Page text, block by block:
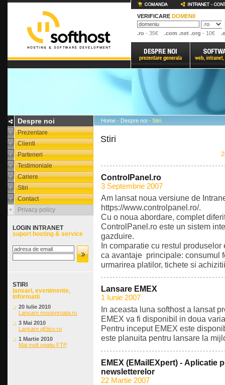
VERIFICARE DOMENII
.ro - 35€ .com .net .org - 10€
Despre noi
Prezentare
Clienti
Parteneri
Testimoniale
Cariere
Stiri
Contact
Privacy policy
LOGIN INTRANET
suport hosting & service
STIRI
lansari, evenimente,
informatii
20 Iulie 2010
Lansare mosionroata.ro
3 Mai 2010
Lansare qEtics.ro
1 Martie 2010
Mai mult spatiu FTP
Home - Despre noi - Stiri
Stiri
ControlPanel.ro
3 Septembrie 2007
Am lansat noua versiune de
https://www.controlpanel.ro/.
Cu o noua abordare, complet
ControlPanel.ro este un sistem
gazduire.
In comparatie cu restul
ca avantaje principale: consumul
urmarirea platilor, tichete si
Lansare EMEX
1 Iunie 2007
In aceasta luna softhost a lansat
EMEX va fi disponibil in doua
Pentru inceput EMEX este
este planuita pentru lansare la
EMEX (EMailEXpert) - Aplicatie
newsletterelor
22 Martie 2007